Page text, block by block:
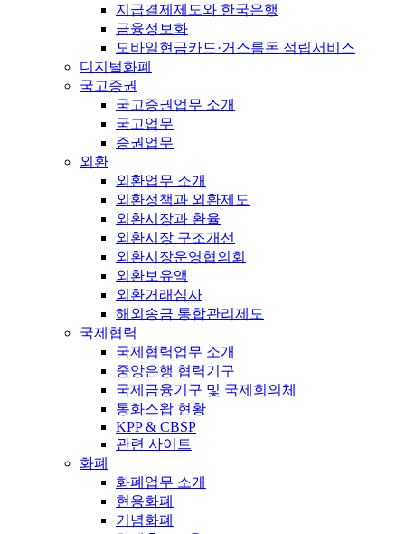
지급결제제도와 한국은행
금융정보화
모바일현금카드·거스름돈 적립서비스
디지털화폐
국고증권
국고증권업무 소개
국고업무
증권업무
외환
외환업무 소개
외환정책과 외환제도
외환시장과 환율
외환시장 구조개선
외환시장운영협의회
외환보유액
외환거래심사
해외송금 통합관리제도
국제협력
국제협력업무 소개
중앙은행 협력기구
국제금융기구 및 국제회의체
통화스왑 현황
KPP & CBSP
관련 사이트
화폐
화폐업무 소개
현용화폐
기념화폐